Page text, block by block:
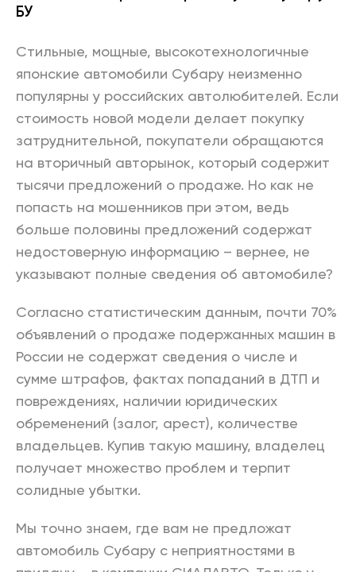
БУ
Стильные, мощные, высокотехнологичные
японские автомобили Субару неизменно
популярны у российских автолюбителей. Если
стоимость новой модели делает покупку
затруднительной, покупатели обращаются
на вторичный авторынок, который содержит
тысячи предложений о продаже. Но как не
попасть на мошенников при этом, ведь
больше половины предложений содержат
недостоверную информацию – вернее, не
указывают полные сведения об автомобиле?
Согласно статистическим данным, почти 70%
объявлений о продаже подержанных машин в
России не содержат сведения о числе и
сумме штрафов, фактах попаданий в ДТП и
повреждениях, наличии юридических
обременений (залог, арест), количестве
владельцев. Купив такую машину, владелец
получает множество проблем и терпит
солидные убытки.
Мы точно знаем, где вам не предложат
автомобиль Субару с неприятностями в